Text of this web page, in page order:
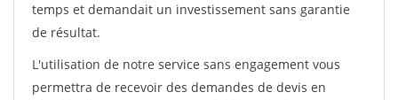
temps et demandait un investissement sans garantie
de résultat.
L'utilisation de notre service sans engagement vous
permettra de recevoir des demandes de devis en